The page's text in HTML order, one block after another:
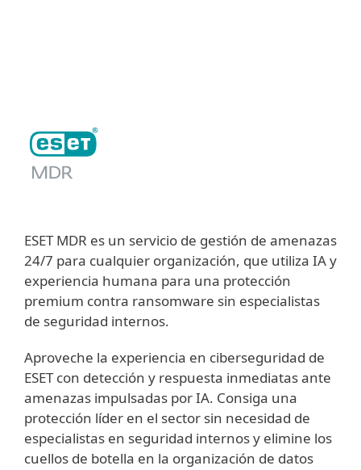
ESET MDR es un servicio de gestión de amenazas
24/7 para cualquier organización, que utiliza IA y
experiencia humana para una protección
premium contra ransomware sin especialistas
de seguridad internos.
Aproveche la experiencia en ciberseguridad de
ESET con detección y respuesta inmediatas ante
amenazas impulsadas por IA. Consiga una
protección líder en el sector sin necesidad de
especialistas en seguridad internos y elimine los
cuellos de botella en la organización de datos